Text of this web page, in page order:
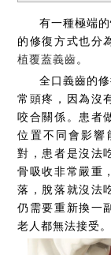
有一種極端
的修復方式也分
植覆蓋義齒。
全口義齒的
常頭疼，因為沒
咬合關係。患者
位置不同會影響
對，患者是沒法
骨吸收非常嚴重
落，脫落就沒法
仍需要重新換一
老人都無法接受。